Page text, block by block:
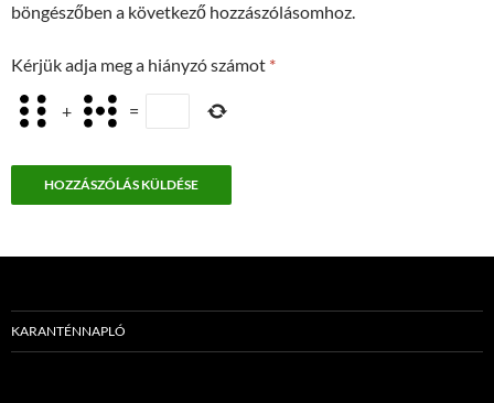
böngészőben a következő hozzászólásomhoz.
Kérjük adja meg a hiányzó számot *
+ =
KARANTÉNNAPLÓ